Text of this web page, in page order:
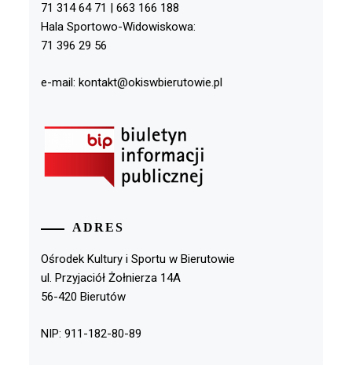
71 314 64 71 | 663 166 188
Hala Sportowo-Widowiskowa:
71 396 29 56
e-mail: kontakt@okiswbierutowie.pl
ADRES
Ośrodek Kultury i Sportu w Bierutowie
ul. Przyjaciół Żołnierza 14A
56-420 Bierutów
NIP: 911-182-80-89